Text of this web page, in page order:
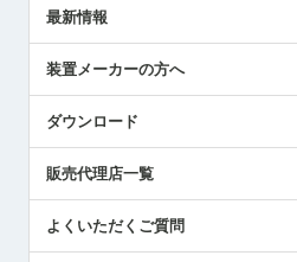
受賞履歴
採用情報
国/地域/言語
ツールセッタ製品
エアマイクロセンサ製品
最新情報
メトロールの技術
社員ブログ
中小企業のBCP地震対策
センサのテクニカルガイド
社長ブログ
装置メーカーの方へ
ダウンロード
販売代理店一覧
よくいただくご質問